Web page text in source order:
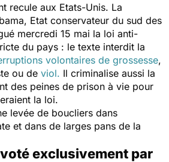
recule aux Etats-Unis. La
Etat conservateur du sud des
mercredi 15 mai la loi anti-
du pays : le texte interdit la
volontaires de grossesse,
ou de viol. Il criminalise aussi la
des peines de prison à vie pour
la loi.
levée de boucliers dans
et dans de larges pans de la
exclusivement par